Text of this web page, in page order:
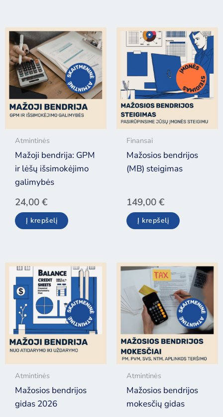
Atmintinės
Mažoji bendrija: GPM
ir lėšų išsimokėjimo
galimybės
24,00€
Į krepšelį
Finansai
Mažosios bendrijos
(MB) steigimas
149,00€
Į krepšelį
Atmintinės
Mažosios bendrijos
gidas 2026
Atmintinės
Mažosios bendrijos
mokesčių gidas